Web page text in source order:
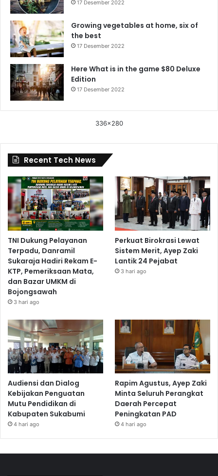
17 Desember 2022
Growing vegetables at home, six of
the best
17 Desember 2022
Here What is in the game $80 Deluxe
Edition
17 Desember 2022
336x280
Recent Tech News
TNI Dukung Pelayanan
Terpadu, Danramil
Sukaraja Hadiri Rekam E-
KTP, Pemeriksaan Mata,
dan Bazar UMKM di
Bojongsawah
3 hari ago
Perkuat Birokrasi Lewat
Sistem Merit, Ayep Zaki
Lantik 24 Pejabat
3 hari ago
Audiensi dan Dialog
Kebijakan Penguatan
Mutu Pendidikan di
Kabupaten Sukabumi
4 hari ago
Rapim Agustus, Ayep Zaki
Minta Seluruh Perangkat
Daerah Percepat
Peningkatan PAD
4 hari ago